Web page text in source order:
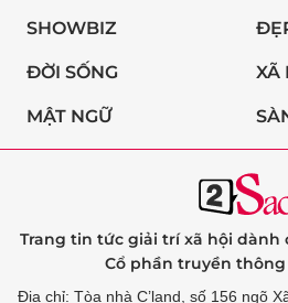
SHOWBIZ
ĐỜI SỐNG XÃ
MẬT NGỮ
Trang tin tức giải trí xã hội dành
Cổ phần truyền
Địa chỉ: Tòa nhà C’land, số 156 ngõ